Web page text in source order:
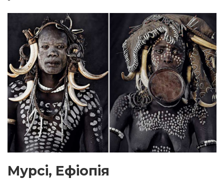
Мурсі, Ефіопія